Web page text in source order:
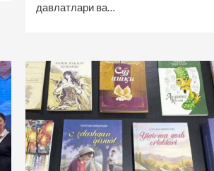
давлатлари ва…